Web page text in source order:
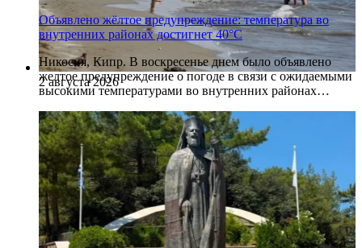
2 августа 2026
Объявлено жёлтое предупреждение: температура во
внутренних районах достигнет 40°C
Никосия, Кипр. В воскресенье днем было объявлено
желтое предупреждение о погоде в связи с ожидаемыми
высокими температурами во внутренних районах…